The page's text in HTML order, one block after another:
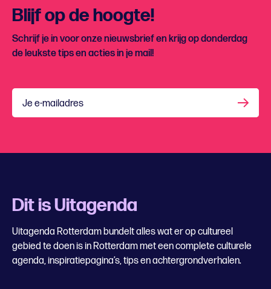
Blijf op de hoogte!
Schrijf je in voor onze nieuwsbrief en krijg op donderdag
de leukste tips en acties in je mail!
Je e-mailadres
Dit is Uitagenda
Uitagenda Rotterdam bundelt alles wat er op cultureel
gebied te doen is in Rotterdam met een complete culturele
agenda, inspiratiepagina’s, tips en achtergrondverhalen.